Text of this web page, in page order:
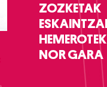
ZOZKETAK
NOR GARA